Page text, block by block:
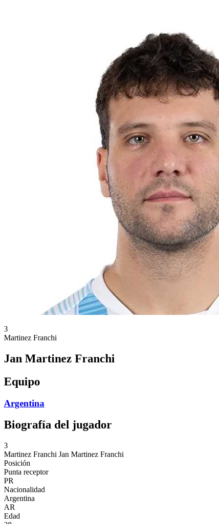
3
Martinez Franchi
Jan Martinez Franchi
Equipo
Argentina
Biografía del jugador
3
Martinez Franchi Jan Martinez Franchi
Posición
Punta receptor
PR
Nacionalidad
Argentina
AR
Edad